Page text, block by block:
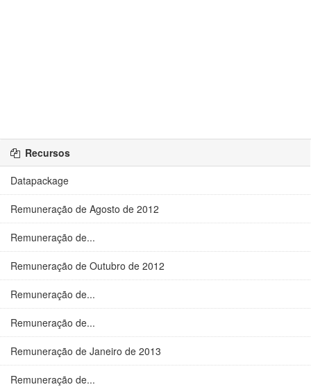
Recursos
Datapackage
Remuneração de Agosto de 2012
Remuneração de...
Remuneração de Outubro de 2012
Remuneração de...
Remuneração de...
Remuneração de Janeiro de 2013
Remuneração de...